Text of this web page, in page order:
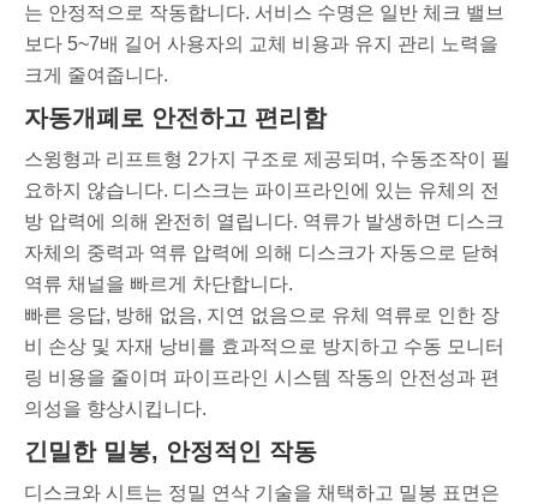
는 안정적으로 작동합니다. 서비스 수명은 일반 체크 밸브
보다 5~7배 길어 사용자의 교체 비용과 유지 관리 노력을
크게 줄여줍니다.
자동개폐로 안전하고 편리함
스윙형과 리프트형 2가지 구조로 제공되며, 수동조작이 필
요하지 않습니다. 디스크는 파이프라인에 있는 유체의 전
방 압력에 의해 완전히 열립니다. 역류가 발생하면 디스크
자체의 중력과 역류 압력에 의해 디스크가 자동으로 닫혀
역류 채널을 빠르게 차단합니다.
빠른 응답, 방해 없음, 지연 없음으로 유체 역류로 인한 장
비 손상 및 자재 낭비를 효과적으로 방지하고 수동 모니터
링 비용을 줄이며 파이프라인 시스템 작동의 안전성과 편
의성을 향상시킵니다.
긴밀한 밀봉, 안정적인 작동
디스크와 시트는 정밀 연삭 기술을 채택하고 밀봉 표면은